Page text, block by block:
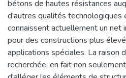
bétons de hautes résistances
d'autres qualités technologiques
connaissent actuellement un
pour des constructions plus
applications spéciales. La raison
recherchée, en fait non